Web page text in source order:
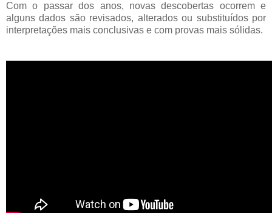
Com o passar dos anos, novas descobertas ocorrem e
alguns dados são revisados, alterados ou substituídos por
interpretações mais conclusivas e com provas mais sólidas.